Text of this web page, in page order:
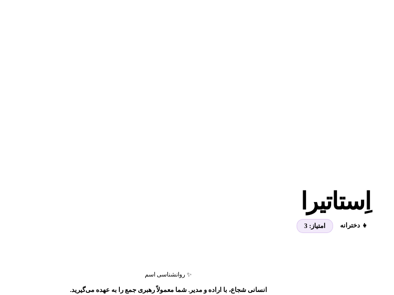
اِستاتیرا
👧 دخترانه امتیاز: 3
✨ روانشناسی اسم
انسانی شجاع، با اراده و مدیر. شما معمولاً رهبری جمع را به عهده می‌گیرید.